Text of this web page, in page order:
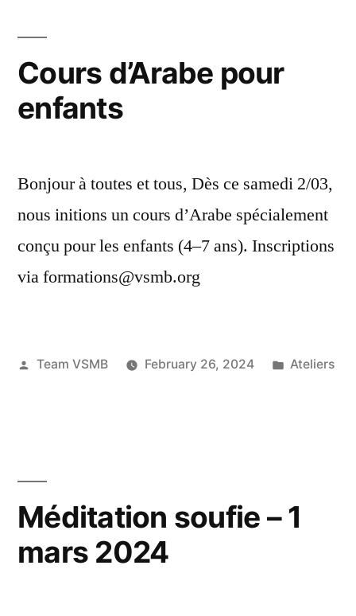
Cours d’Arabe pour
enfants
Bonjour à toutes et tous, Dès ce samedi 2/03,
nous initions un cours d’Arabe spécialement
conçu pour les enfants (4–7 ans). Inscriptions
via formations@vsmb.org
Posted
Team VSMB February 26, 2024
Posted
Ateliers
Méditation soufie – 1
mars 2024